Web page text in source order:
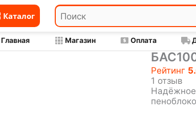
Главная Магазин Оплата
Каталог
Рейтинг
1 отзыв
Надёжное